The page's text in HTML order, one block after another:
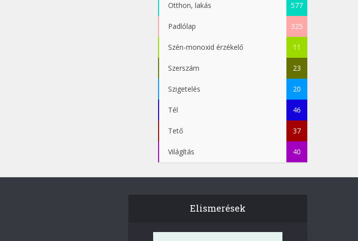
Otthon, lakás 577
Padlólap 325
Szén-monoxid érzékelő 11
Szerszám 23
Szigetelés 20
Tél 46
Tető 37
Világítás 40
Elismerések